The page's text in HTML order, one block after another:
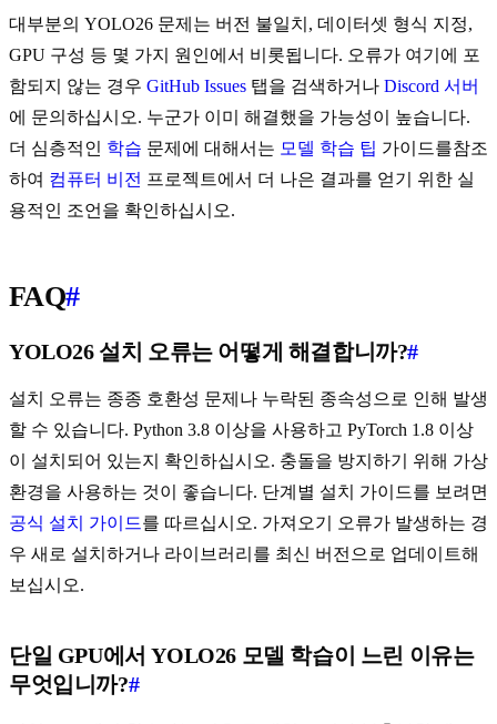
대부분의 YOLO26 문제는 버전 불일치, 데이터셋 형식 지정,
GPU 구성 등 몇 가지 원인에서 비롯됩니다. 오류가 여기에 포
함되지 않는 경우 GitHub Issues 탭을 검색하거나 Discord 서버
에 문의하십시오. 누군가 이미 해결했을 가능성이 높습니다.
더 심층적인 학습 문제에 대해서는 모델 학습 팁 가이드를참조
하여 컴퓨터 비전 프로젝트에서 더 나은 결과를 얻기 위한 실
용적인 조언을 확인하십시오.
FAQ#
YOLO26 설치 오류는 어떻게 해결합니까?#
설치 오류는 종종 호환성 문제나 누락된 종속성으로 인해 발생
할 수 있습니다. Python 3.8 이상을 사용하고 PyTorch 1.8 이상
이 설치되어 있는지 확인하십시오. 충돌을 방지하기 위해 가상
환경을 사용하는 것이 좋습니다. 단계별 설치 가이드를 보려면
공식 설치 가이드를 따르십시오. 가져오기 오류가 발생하는 경
우 새로 설치하거나 라이브러리를 최신 버전으로 업데이트해
보십시오.
단일 GPU에서 YOLO26 모델 학습이 느린 이유는
무엇입니까?#